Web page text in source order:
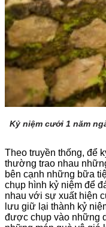
Kỷ niệm cưới 1 năm
Theo truyền thống, để
thường trao nhau
bên cạnh những bữa
chụp hình kỷ niệm để
nhau với sự xuất hiện
lưu giữ lại thành kỷ
được chụp vào những